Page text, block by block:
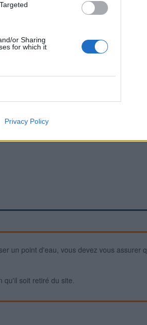
or Sharing
for which it
Privacy Policy
un point d'eau, vous devez vous assurer
qu'il soit retiré du site.